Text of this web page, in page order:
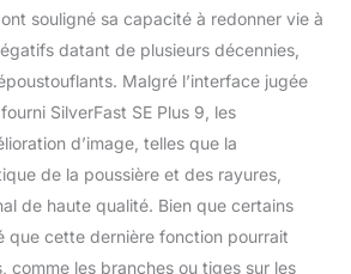
dovrebbe ottenere
un'immagine perfetta.
[Doppio software
professionale incluso] Il
8300i SE in bundle con
software di imaging
digitale al mondo:
SilverFast 9 SE Plus e
Plustek Quick Scan Plus,
più facile da digitalizzare
souligné sa capacité à redonner vie à
datant de plusieurs décennies,
Malgré l’interface jugée
SilverFast SE Plus 9, les
d’image, telles que la
de la poussière et des rayures,
de haute qualité. Bien que certains
que cette dernière fonction pourrait
comme les branches ou tiges sur les